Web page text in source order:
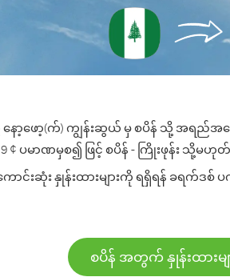
နော့ဖော့(က်) ကျွန်းဆွယ် မှ စပိန် သို့ အရည်အ
¢ ပမာဏမှစ၍ ဖြင့် စပိန် - ကြိုးဖုန်း သို့မ
င်းဆုံး နှုန်းထားများကို ရရှိရန် ခရက်ဒ
စပိန် အတွက် နှုန်းထားမ